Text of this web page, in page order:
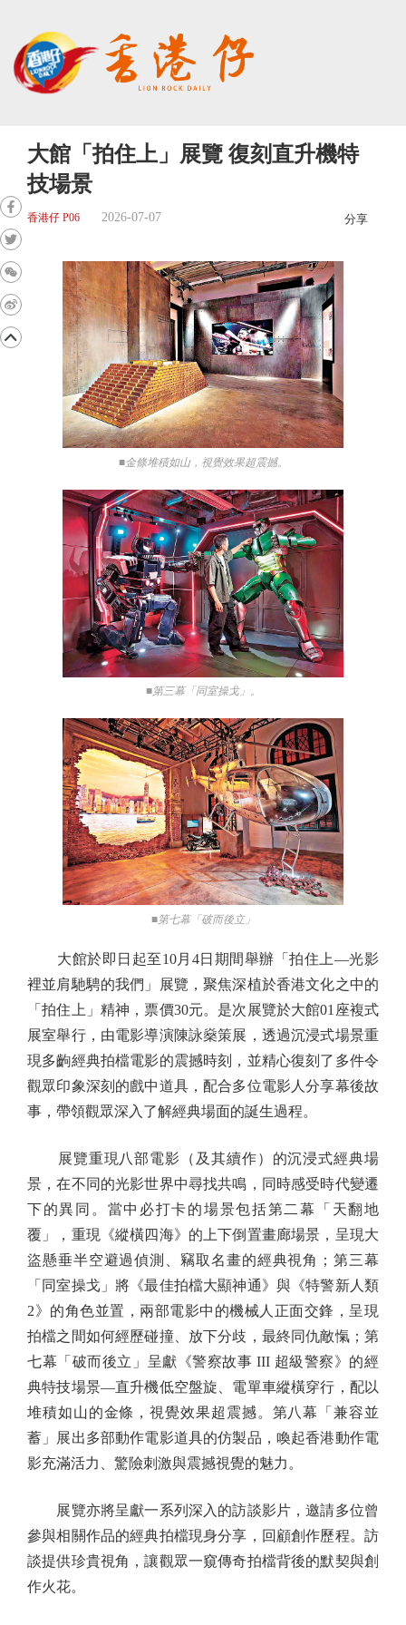
大館「拍住上」展覽 復刻直升機特
技場景
香港仔 P06 2026-07-07 分享
■金條堆積如山，視覺效果超震撼。
■第三幕「同室操戈」。
■第七幕「破而後立」
大館於即日起至10月4日期間舉辦「拍住上—光影
裡並肩馳騁的我們」展覽，聚焦深植於香港文化之中的
「拍住上」精神，票價30元。是次展覽於大館01座複式
展室舉行，由電影導演陳詠燊策展，透過沉浸式場景重
現多齣經典拍檔電影的震撼時刻，並精心復刻了多件令
觀眾印象深刻的戲中道具，配合多位電影人分享幕後故
事，帶領觀眾深入了解經典場面的誕生過程。
展覽重現八部電影（及其續作）的沉浸式經典場
景，在不同的光影世界中尋找共鳴，同時感受時代變遷
下的異同。當中必打卡的場景包括第二幕「天翻地
覆」，重現《縱橫四海》的上下倒置畫廊場景，呈現大
盜懸垂半空避過偵測、竊取名畫的經典視角；第三幕
「同室操戈」將《最佳拍檔大顯神通》與《特警新人類
2》的角色並置，兩部電影中的機械人正面交鋒，呈現
拍檔之間如何經歷碰撞、放下分歧，最終同仇敵愾；第
七幕「破而後立」呈獻《警察故事 III 超級警察》的經
典特技場景—直升機低空盤旋、電單車縱橫穿行，配以
堆積如山的金條，視覺效果超震撼。第八幕「兼容並
蓄」展出多部動作電影道具的仿製品，喚起香港動作電
影充滿活力、驚險刺激與震撼視覺的魅力。
展覽亦將呈獻一系列深入的訪談影片，邀請多位曾
參與相關作品的經典拍檔現身分享，回顧創作歷程。訪
談提供珍貴視角，讓觀眾一窺傳奇拍檔背後的默契與創
作火花。